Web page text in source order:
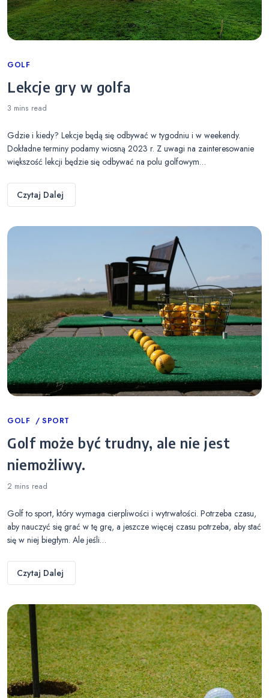
Categories
GOLF
Lekcje gry w golfa
3 mins read
Gdzie i kiedy? Lekcje będą się odbywać w tygodniu i w weekendy.
Dokładne terminy podamy wiosną 2023 r. Z uwagi na zainteresowanie
większość lekcji będzie się odbywać na polu golfowym…
Czytaj Dalej
Categories
GOLF SPORT
Golf może być trudny, ale nie jest
niemożliwy.
2 mins read
Golf to sport, który wymaga cierpliwości i wytrwałości. Potrzeba czasu,
aby nauczyć się grać w tę grę, a jeszcze więcej czasu potrzeba, aby stać
się w niej biegłym. Ale jeśli…
Czytaj Dalej